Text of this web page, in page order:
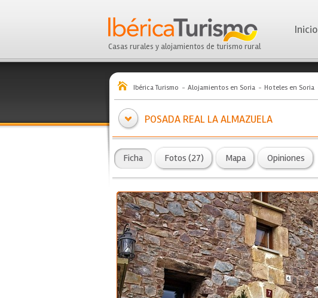
Casas rurales y alojamientos de turismo rural
Inicio
Ibérica Turismo Alojamientos en Soria Hoteles en Soria
POSADA REAL LA ALMAZUELA
Ficha Fotos (27) Mapa Opiniones